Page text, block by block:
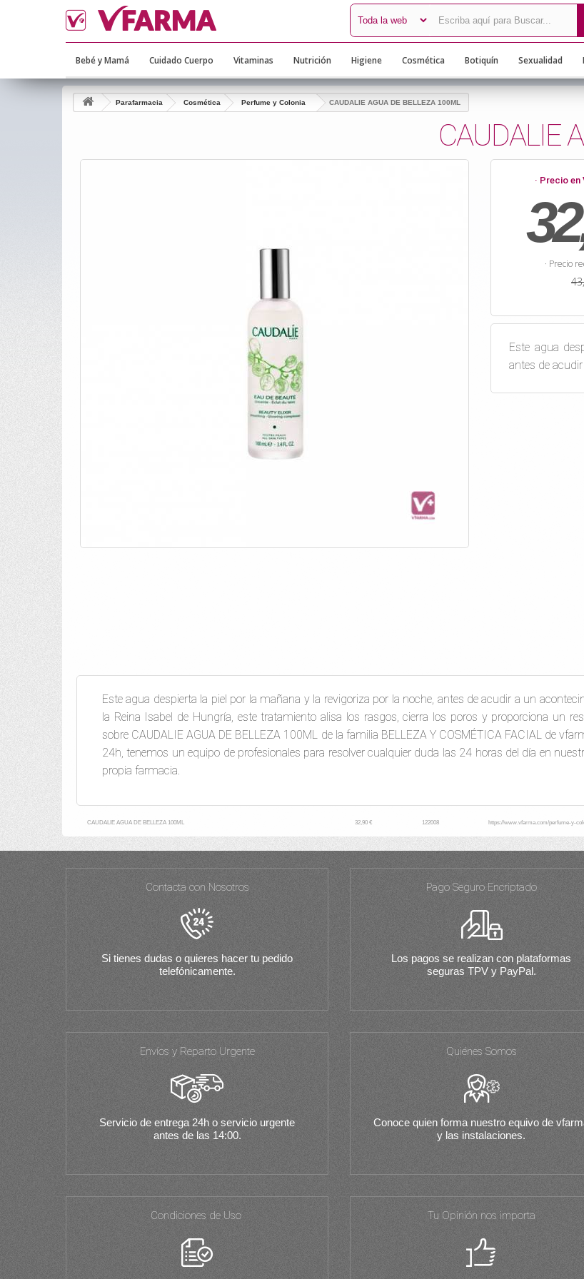
Bebé y Mamá Cuidado Cuerpo Vitaminas Nutrición Higiene Cosmética Botiquín Sexualidad
Parafarmacia Cosmética Perfume y Colonia CAUDALIE AGUA DE BELLEZA 100ML
CAUDALIE
· Precio en
· Precio
Este agua
antes de
Este agua despierta la piel por la mañana y la revigoriza por la noche, antes de acudir a un
la Reina Isabel de Hungría, este tratamiento alisa los rasgos, cierra los poros y proporciona un
sobre CAUDALIE AGUA DE BELLEZA 100ML de la familia BELLEZA Y COSMÉTICA FACIAL de
24h, tenemos un equipo de profesionales para resolver cualquier duda las 24 horas del día en
propia farmacia.
CAUDALIE AGUA DE BELLEZA 100ML 32,90 € 122008 https://www.vfarma.com/perfume-y-
Contacta con Nosotros
Si tienes dudas o quieres hacer tu pedido
telefónicamente.
Pago Seguro Encriptado
Los pagos se realizan con plataformas
seguras TPV y PayPal.
Envíos y Reparto Urgente
Servicio de entrega 24h o servicio urgente
antes de las 14:00.
Quiénes Somos
Conoce quien forma nuestro equivo de
y las instalaciones.
Condiciones de Uso Tu Opinión nos importa